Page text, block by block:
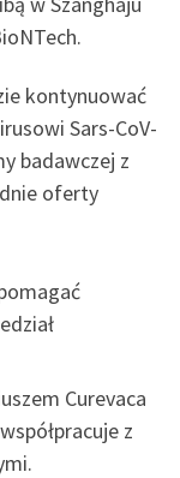
kontynuować
Sars-CoV-
badawczej z
oferty
Curevaca
z